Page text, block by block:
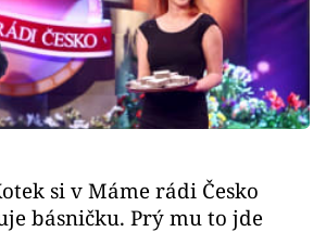
si v Máme rádi Česko
básničku. Prý mu to jde